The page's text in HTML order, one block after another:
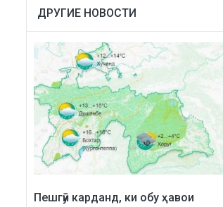
ДРУГИЕ НОВОСТИ
Пешгӯӣ карданд, ки обу ҳавои